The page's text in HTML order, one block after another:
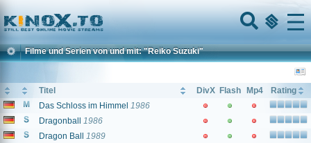
Home
Menu
Filme und Serien von und mit: "Reiko Suzuki"
Titel DivX Flash Mp4
Rating
Das Schloss im Himmel 1986
Dragonball
1986
Dragon Ball
1989